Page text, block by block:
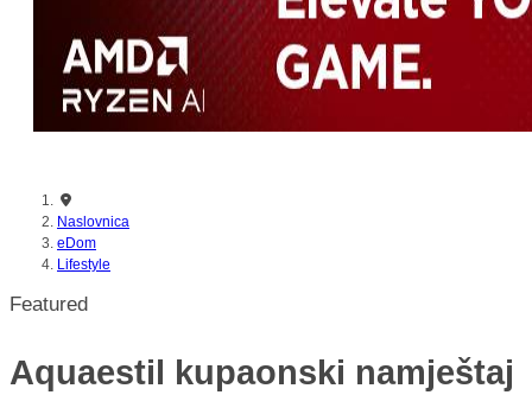
Naslovnica
eDom
Lifestyle
Featured
Aquaestil kupaonski namještaj